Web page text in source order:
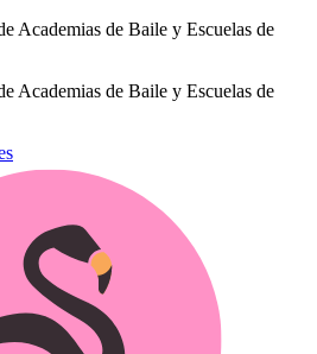
Academias de Baile y Escuelas de
Academias de Baile y Escuelas de